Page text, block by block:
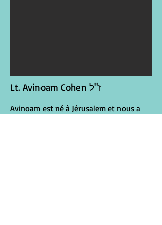
Lt. Avinoam Cohen ז"ל
Avinoam est né à Jérusalem et nous a